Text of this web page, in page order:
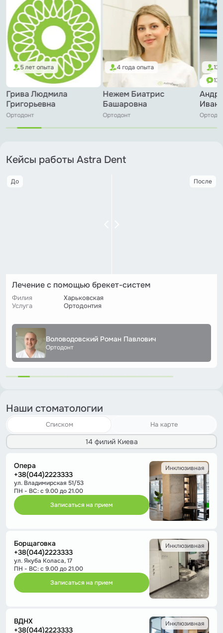
5 лет опыта
Грива Людмила
Григорьевна
Ортодонт
4 года опыта
Нежем Биатрис
Башаровна
Ортодонт
13
13
Кейсы работы Astra Dent
До После
Лечение с помощью брекет-систем
Филия
Опера
Услуга
Ортодонтия
Воловодовский Роман Павлович
Ортодонт
Наши стоматологии
Списком На карте
14 филий Киева
Опера
+38(044)2223333
ул. Владимирская 51/53
ПН - ВС: с 9.00 до 21.00
Записаться на прием
Инклюзивная
Борщаговка
+38(044)2223333
ул. Якуба Коласа, 17
ПН - ВС: с 9.00 до 21.00
Записаться на прием
Инклюзивная
ВДНХ
+38(044)2223333
Инклюзивная